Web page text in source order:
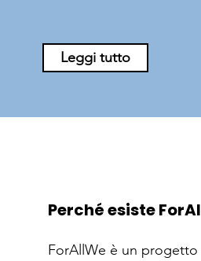
settimana dal lancio, considerando
piattaforme,Leggi tutto
Perché esiste
ForAllWe è un